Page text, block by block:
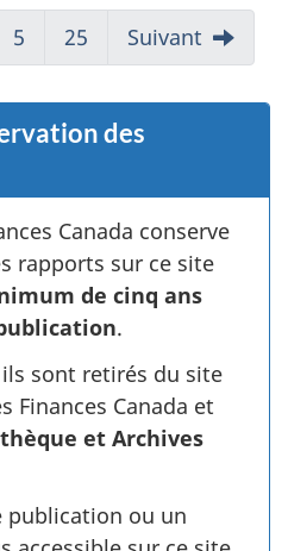
Aller
à:
Page
5
Aller
à:
Page
25 Suivant
des
Canada conserve
rapports sur ce site
de cinq ans
.
sont retirés du site
Finances Canada et
et Archives
publication ou un